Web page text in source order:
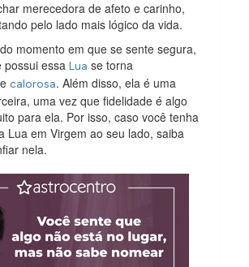
merecedora de afeto e carinho,
pelo lado mais lógico da vida.
momento em que se sente segura,
possui essaLua se torna
calorosa. Além disso, ela é uma
uma vez que fidelidade é algo
para ela. Por isso, caso você tenha
Lua em Virgem ao seu lado, saiba
nela.